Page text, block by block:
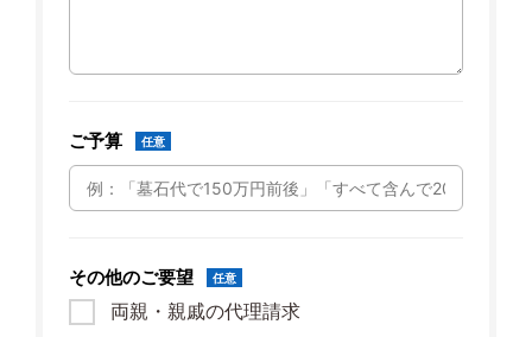
ご予算 任意
その他のご要望 任意
両親・親戚の代理請求